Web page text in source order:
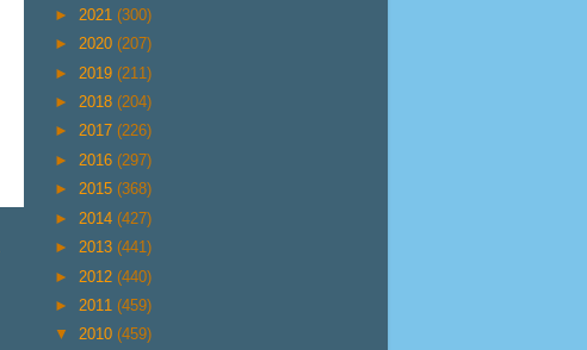
► 2021 (300)
► 2020 (207)
► 2019 (211)
► 2018 (204)
► 2017 (226)
► 2016 (297)
► 2015 (368)
► 2014 (427)
► 2013 (441)
► 2012 (440)
► 2011 (459)
▼ 2010 (459)